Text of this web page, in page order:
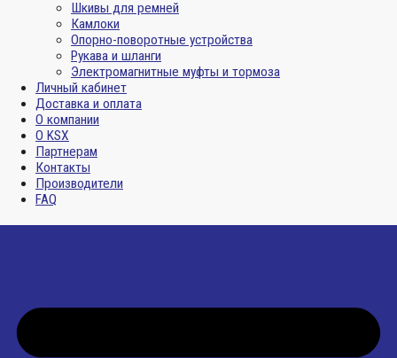
Шкивы для ремней
Камлоки
Опорно-поворотные устройства
Рукава и шланги
Электромагнитные муфты и тормоза
Личный кабинет
Доставка и оплата
О компании
О KSX
Партнерам
Контакты
Производители
FAQ